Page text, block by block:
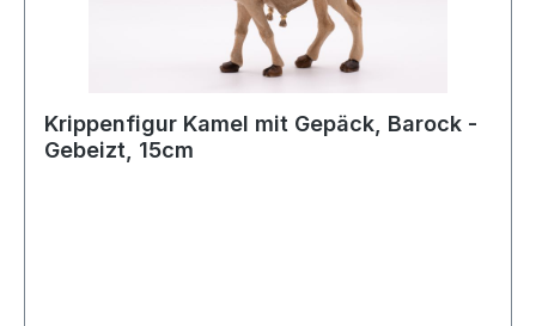
Krippenfigur Kamel mit Gepäck, Barock -
Gebeizt, 15cm